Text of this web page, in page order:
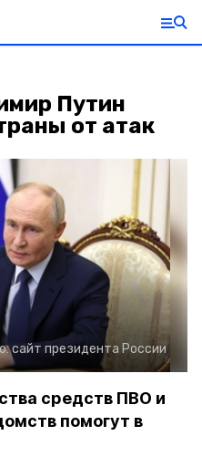
Путин
от атак
сайт президента России
средств ПВО и
помогут в